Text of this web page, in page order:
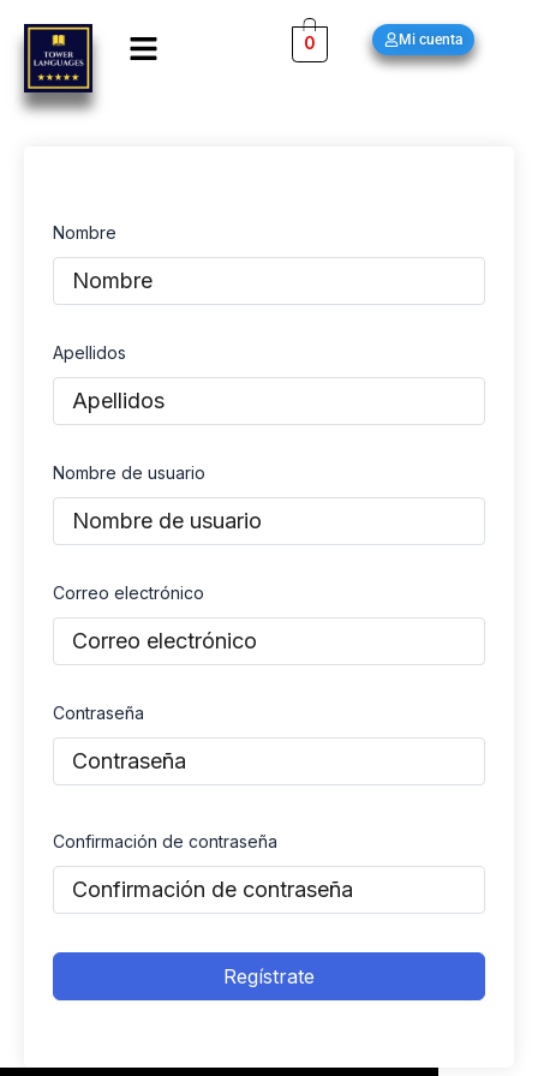
contenido
Menú 0 Mi cuenta
Nombre
Apellidos
Nombre de usuario
Correo electrónico
Contraseña
Confirmación de contraseña
Regístrate